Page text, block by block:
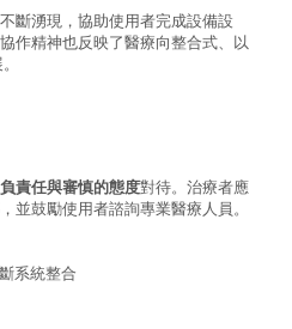
斷湧現，協助使用者完成設備設
作精神也反映了醫療向整合式、以
負責任與審慎的態度對待。治療者應
並鼓勵使用者諮詢專業醫療人員。
系統整合